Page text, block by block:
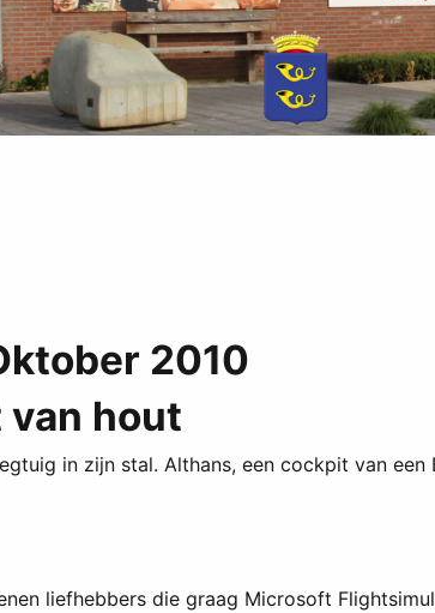
2010
hout
in zijn stal. Althans, een cockpit van
liefhebbers die graag Microsoft